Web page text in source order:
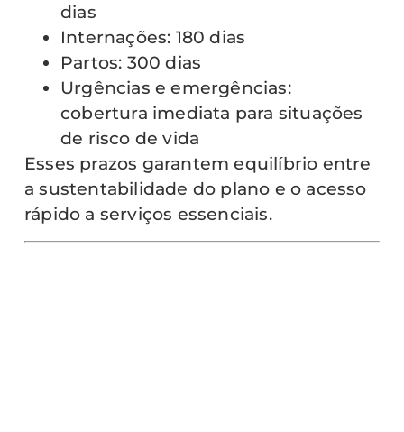
dias
Internações: 180 dias
Partos: 300 dias
Urgências e emergências:
cobertura imediata para situações
de risco de vida
Esses prazos garantem equilíbrio entre
a sustentabilidade do plano e o acesso
rápido a serviços essenciais.